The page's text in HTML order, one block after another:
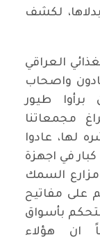
لكشف
العراقي
واصحاب
طيور
مجمعاتنا
لها، عادوا
في اجهزة
مزارع السمك
على مفاتيح
بأسواق
ان هؤلاء